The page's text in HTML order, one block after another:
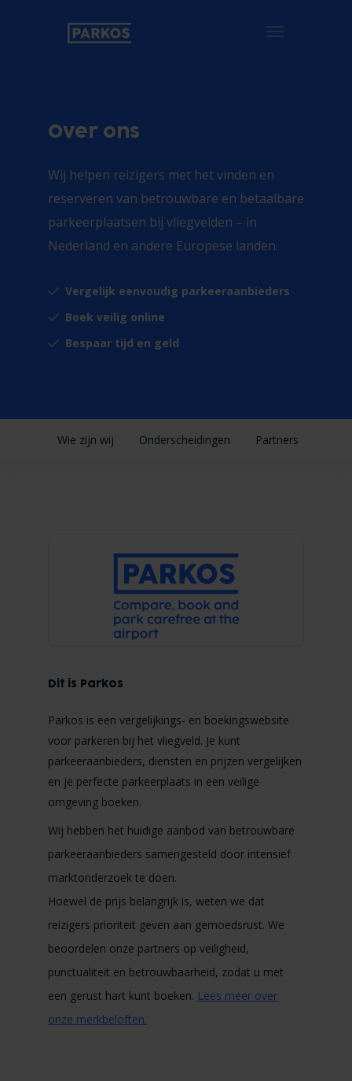
Toggle
Over ons
Wij helpen reizigers met het vinden en
reserveren van betrouwbare en betaalbare
parkeerplaatsen bij vliegvelden – in
Nederland en andere Europese landen.
Vergelijk eenvoudig parkeeraanbieders
Boek veilig online
Bespaar tijd en geld
Wie zijn wij Onderscheidingen Partners
Dit is Parkos
Parkos is een vergelijkings- en boekingswebsite
voor parkeren bij het vliegveld. Je kunt
parkeeraanbieders, diensten en prijzen vergelijken
en je perfecte parkeerplaats in een veilige
omgeving boeken.
Wij hebben het huidige aanbod van betrouwbare
parkeeraanbieders samengesteld door intensief
marktonderzoek te doen.
Hoewel de prijs belangrijk is, weten we dat
reizigers prioriteit geven aan gemoedsrust. We
beoordelen onze partners op veiligheid,
punctualiteit en betrouwbaarheid, zodat u met
een gerust hart kunt boeken. Lees meer over
onze merkbeloften.